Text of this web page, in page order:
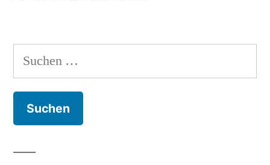
Worship
Praise
Suchen
nach: